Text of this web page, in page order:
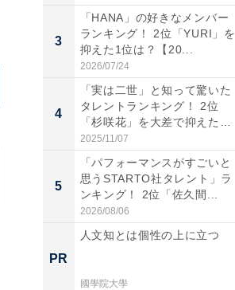
3
「HANA」の好きなメンバー
ランキング！ 2位「YURI」を
抑えた1位は？【20...
2026/07/24
4
「実は二世」と知って驚いた
タレントランキング！ 2位
「杉咲花」を大差で抑えた1
位...
2025/11/07
5
「パフォーマンスがすごいと
思うSTARTO社タレント」ラ
ンキング！ 2位「佐久間...
2026/08/06
PR
人文知とは個性の上に立つ
國學院大學